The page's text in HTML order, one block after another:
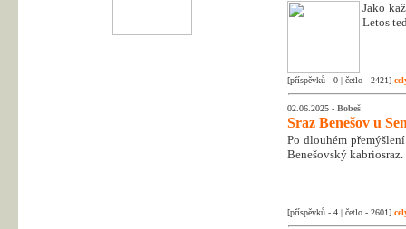
Jako
Letos
[příspěvků - 0 | četlo - 2421]
02.06.2025 - Bobeš
Sraz Benešov u
Po dlouhém
Benešovský kabriosraz.
[příspěvků - 4 | četlo - 2601]